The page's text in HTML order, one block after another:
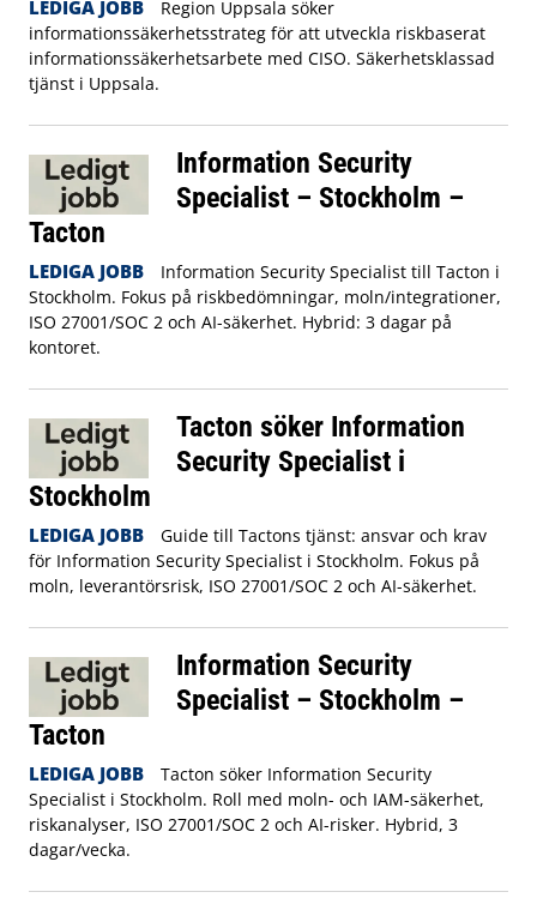
LEDIGA JOBB
Region Uppsala söker
informationssäkerhetsstrateg för att utveckla riskbaserat
informationssäkerhetsarbete med CISO. Säkerhetsklassad
tjänst i Uppsala.
Information Security
Specialist – Stockholm –
Tacton
LEDIGA JOBB
Information Security Specialist till Tacton i
Stockholm. Fokus på riskbedömningar, moln/integrationer,
ISO 27001/SOC 2 och AI-säkerhet. Hybrid: 3 dagar på
kontoret.
Tacton söker Information
Security Specialist i
Stockholm
LEDIGA JOBB
Guide till Tactons tjänst: ansvar och krav
för Information Security Specialist i Stockholm. Fokus på
moln, leverantörsrisk, ISO 27001/SOC 2 och AI-säkerhet.
Information Security
Specialist – Stockholm –
Tacton
LEDIGA JOBB
Tacton söker Information Security
Specialist i Stockholm. Roll med moln- och IAM-säkerhet,
riskanalyser, ISO 27001/SOC 2 och AI-risker. Hybrid, 3
dagar/vecka.